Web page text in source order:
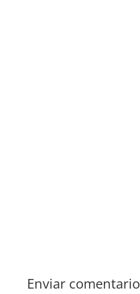
Enviar comentario